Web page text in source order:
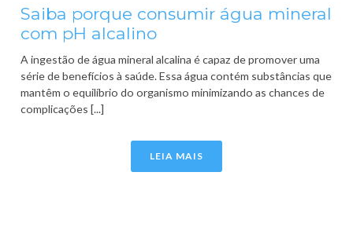
Saiba porque consumir água mineral
com pH alcalino
A ingestão de água mineral alcalina é capaz de promover uma
série de benefícios à saúde. Essa água contém substâncias que
mantêm o equilíbrio do organismo minimizando as chances de
complicações [...]
LEIA MAIS